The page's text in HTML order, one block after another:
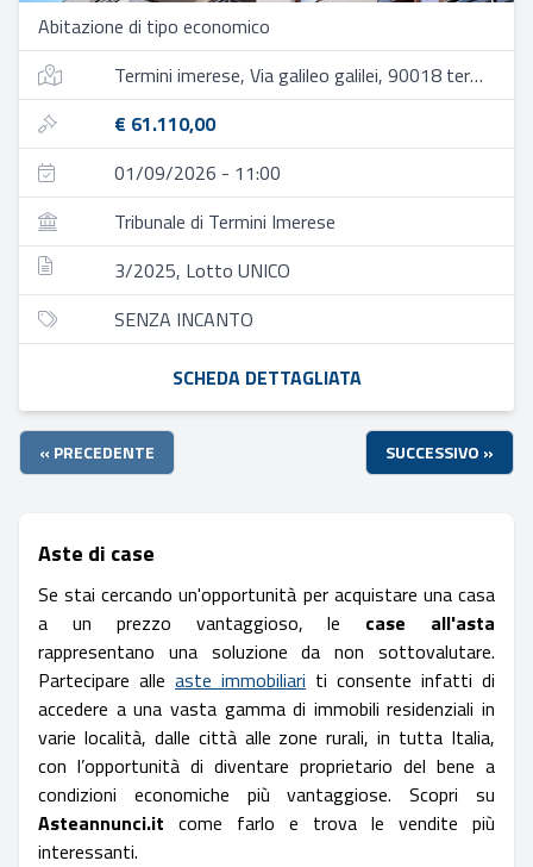
Abitazione di tipo economico
Termini imerese, Via galileo galilei, 90018 termini imerese pa, italia
€ 61.110,00
01/09/2026 - 11:00
Tribunale di Termini Imerese
3/2025, Lotto UNICO
SENZA INCANTO
SCHEDA DETTAGLIATA
« PRECEDENTE SUCCESSIVO »
Aste di case
Se stai cercando un'opportunità per acquistare una casa
a un prezzo vantaggioso, le case all'asta
rappresentano una soluzione da non sottovalutare.
Partecipare alle aste immobiliari ti consente infatti di
accedere a una vasta gamma di immobili residenziali in
varie località, dalle città alle zone rurali, in tutta Italia,
con l’opportunità di diventare proprietario del bene a
condizioni economiche più vantaggiose. Scopri su
Asteannunci.it come farlo e trova le vendite più
interessanti.